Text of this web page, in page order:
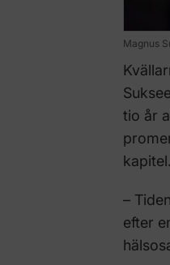
Magnus
tio år
kapitel.
–
efter